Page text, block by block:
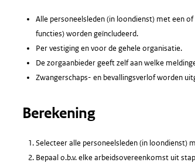
Alle personeelsleden (in loondienst) met een
functies) worden geïncludeerd.
Per vestiging en voor de gehele organisatie.
De zorgaanbieder geeft zelf aan welke
Zwangerschaps- en bevallingsverlof worden
Berekening
Selecteer alle personeelsleden (in
Bepaal o.b.v. elke arbeidsovereenkomst uit